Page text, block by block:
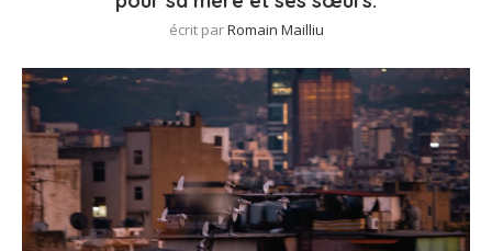
écrit parRomain Mailliu